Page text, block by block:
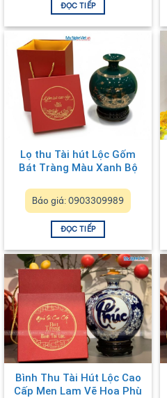
ĐỌC TIẾP
Lọ thu Tài hút Lộc Gốm
Bát Tràng Màu Xanh Bộ
3.2
Báo giá: 0903309989
ĐỌC TIẾP
Bình Thu Tài Hút Lộc Cao
Cấp Men Lam Vẽ Hoa Phù